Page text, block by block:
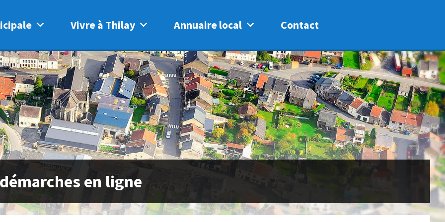
Vivre à Thilay Annuaire local Contact
en ligne